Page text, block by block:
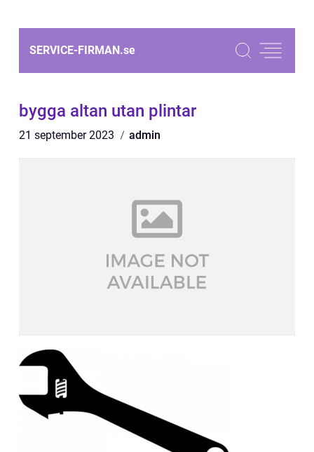
SERVICE-FIRMAN.se
bygga altan utan plintar
21 september 2023 admin